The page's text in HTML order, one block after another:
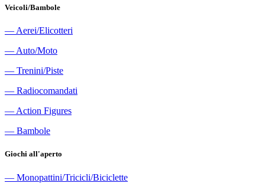
Veicoli/Bambole
― Aerei/Elicotteri
― Auto/Moto
― Trenini/Piste
― Radiocomandati
― Action Figures
― Bambole
Giochi all'aperto
― Monopattini/Tricicli/Biciclette